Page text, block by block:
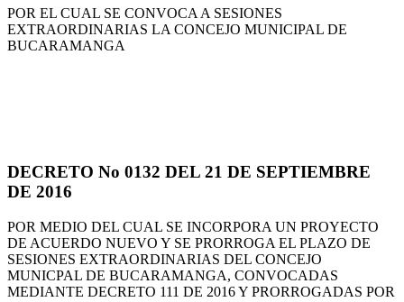
POR EL CUAL SE CONVOCA A SESIONES
EXTRAORDINARIAS LA CONCEJO MUNICIPAL DE
BUCARAMANGA
DECRETO No 0132 DEL 21 DE SEPTIEMBRE
DE 2016
POR MEDIO DEL CUAL SE INCORPORA UN PROYECTO
DE ACUERDO NUEVO Y SE PRORROGA EL PLAZO DE
SESIONES EXTRAORDINARIAS DEL CONCEJO
MUNICPAL DE BUCARAMANGA, CONVOCADAS
MEDIANTE DECRETO 111 DE 2016 Y PRORROGADAS POR